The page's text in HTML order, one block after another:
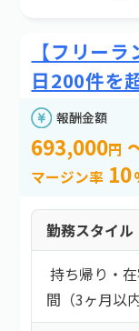
【フリー
日200件を
報酬金額
693,000円
マージン率 10
勤務スタイル
持ち帰り・
間（3ヶ月以内